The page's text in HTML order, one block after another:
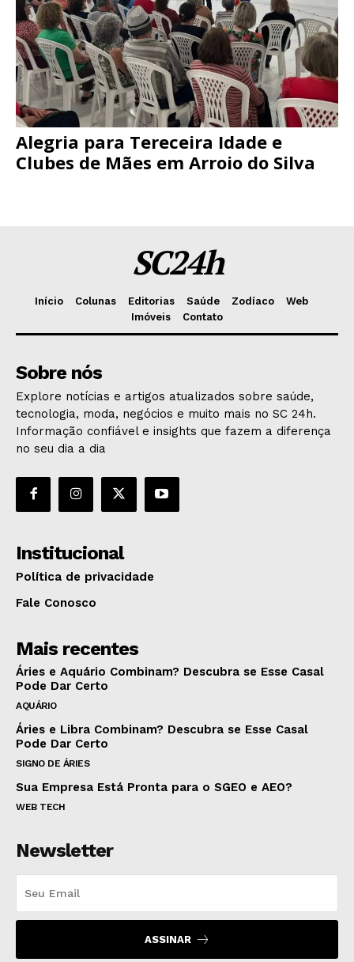
Alegria para Tereceira Idade e
Clubes de Mães em Arroio do Silva
SC24h
Início Colunas Editorias Saúde Zodíaco
Web
Imóveis
Contato
Sobre nós
Explore notícias e artigos atualizados sobre saúde,
tecnologia, moda, negócios e muito mais no SC 24h.
Informação confiável e insights que fazem a diferença
no seu dia a dia
Institucional
Política de privacidade
Fale Conosco
Mais recentes
Áries e Aquário Combinam? Descubra se Esse Casal
Pode Dar Certo
AQUÁRIO
Áries e Libra Combinam? Descubra se Esse Casal
Pode Dar Certo
SIGNO DE ÁRIES
Sua Empresa Está Pronta para o SGEO e AEO?
WEB TECH
Newsletter
ASSINAR